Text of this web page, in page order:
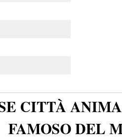
CITTÀ
FAMOSO DEL